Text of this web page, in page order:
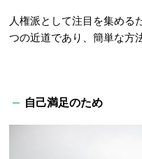
人権派として注目を集める
つの近道であり、簡単な方
自己満足のため